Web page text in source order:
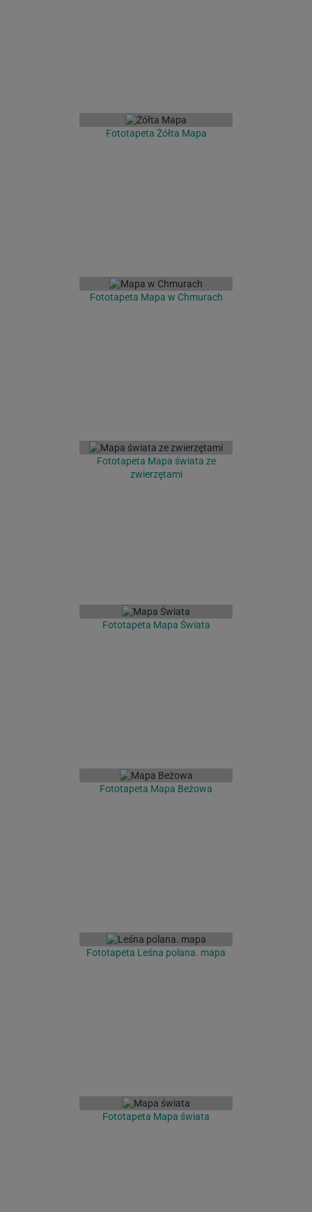
Fototapeta Żółta Mapa
Fototapeta Mapa w Chmurach
Fototapeta Mapa świata ze
zwierzętami
Fototapeta Mapa Świata
Fototapeta Mapa Beżowa
Fototapeta Leśna polana. mapa
Fototapeta Mapa świata